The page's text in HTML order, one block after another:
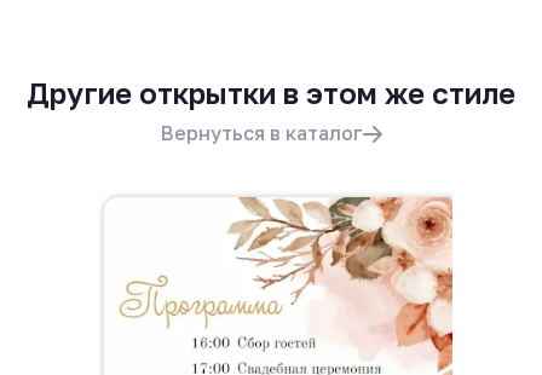
Другие открытки в этом же стиле
Вернуться в каталог